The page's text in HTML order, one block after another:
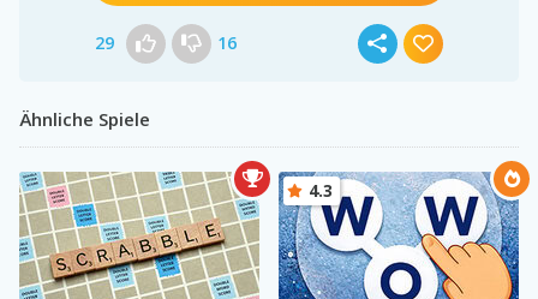
29 16
Ähnliche Spiele
4.3